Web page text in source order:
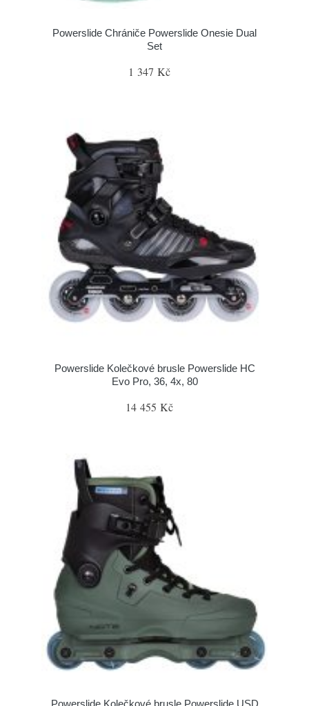
Powerslide Chrániče Powerslide Onesie Dual
Set
1 347 Kč
Powerslide Kolečkové brusle Powerslide HC
Evo Pro, 36, 4x, 80
14 455 Kč
Powerslide Kolečkové brusle Powerslide USD